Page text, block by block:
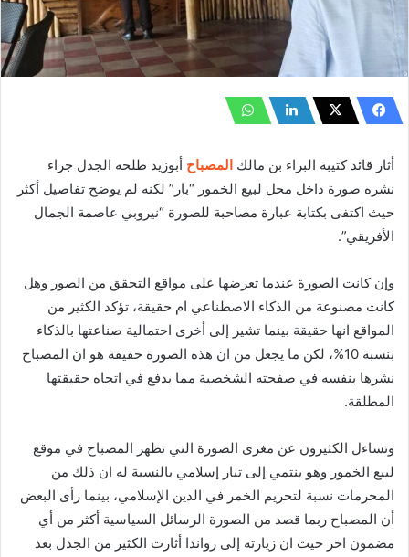
أثار قائد كتيبة البراء بن مالك المصباح أبوزيد طلحه الجدل جراء
نشره صورة داخل محل لبيع الخمور “بار” لكنه لم يوضح تفاصيل أكثر
حيث اكتفى بكتابة عبارة مصاحبة للصورة “نيروبي عاصمة الجمال
الأفريقي”.
وإن كانت الصورة عندما تعرضها على مواقع التحقق من الصور وهل
كانت مصنوعة من الذكاء الاصطناعي ام حقيقة، تؤكد الكثير من
المواقع انها حقيقة بينما تشير إلى أخرى احتمالية صناعتها بالذكاء
بنسبة 10%، لكن ما يجعل من ان هذه الصورة حقيقة هو ان المصباح
نشرها بنفسه في صفحته الشخصية مما يدفع في اتجاه حقيقتها
المطلقة.
وتساءل الكثيرون عن مغزى الصورة التي تظهر المصباح في موقع
لبيع الخمور وهو ينتمي إلى تيار إسلامي بالنسبة له ان ذلك من
المحرمات نسبة لتحريم الخمر في الدين الإسلامي، بينما رأى البعض
أن المصباح ربما قصد من الصورة الرسائل السياسية أكثر من أي
مضمون اخر حيث ان زيارته إلى رواندا أثارت الكثير من الجدل بعد